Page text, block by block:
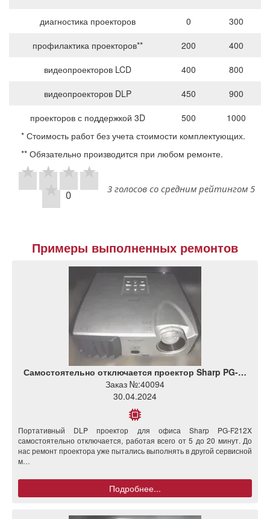
диагностика проекторов 0
300
профилактика проекторов**
200
400
видеопроекторов LCD
400
800
видеопроекторов DLP
450
900
проекторов с поддержкой 3D
500
1000
* Стоимость работ без учета стоимости комплектующих.
** Обязательно производится при любом ремонте.
0 3 голосов со средним рейтингом 5
Примеры выполненных ремонтов
Самостоятельно отключается проектор Sharp PG-…
Заказ №:40094
30.04.2024
Портативный DLP проектор для офиса Sharp PG-F212X
самостоятельно отключается, работая всего от 5 до 20 минут. До
нас ремонт проектора уже пытались выполнять в другой сервисной
м…
Подробнее...